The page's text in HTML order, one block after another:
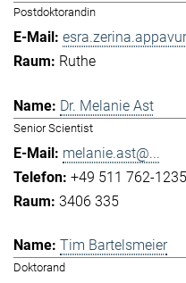
Postdoktorandin
Ruthe
Dr. Melanie Ast
Senior Scientist
melanie.ast@...
+49 511 762-
3406 335
Tim Bartelsmeier
Doktorand